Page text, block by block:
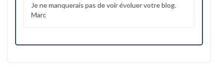
Je ne manquerais pas de voir évoluer votre blog.
Marc